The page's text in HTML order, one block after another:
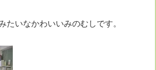
たいなかわいいみのむしです。